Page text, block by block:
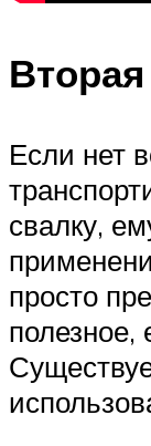
Если нет
свалку,
просто
полезное,